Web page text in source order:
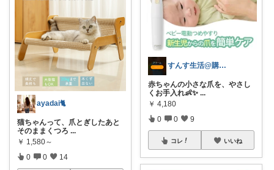
ayadai🐈
猫ちゃんって、爪とぎしたあと
そのままくつろ ...
￥ 1,580～
0 0 14
すんす生活@購入感謝🍡
赤ちゃんの小さな爪を、やさし
くお手入れ👶✨ ...
￥ 4,180
0 0 9
コレ いいね